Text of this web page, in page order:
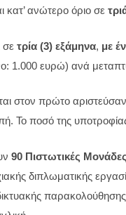
κατ’ ανώτερο όριο σε
σε τρία (3) εξάμηνα, με
1.000 ευρώ) ανά
στον πρώτο
Το ποσό της
90 Πιστωτικές
διπλωματικής